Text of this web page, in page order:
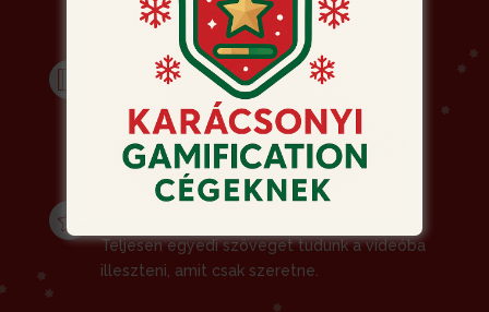
Arculat
A videó megjelenését a céges arculat
határozza meg: színek, logó, betűtípus,
jellemző formák stb.

Teljesen egyedi szöveget tudunk a videóba
illeszteni, amit csak szeretne.